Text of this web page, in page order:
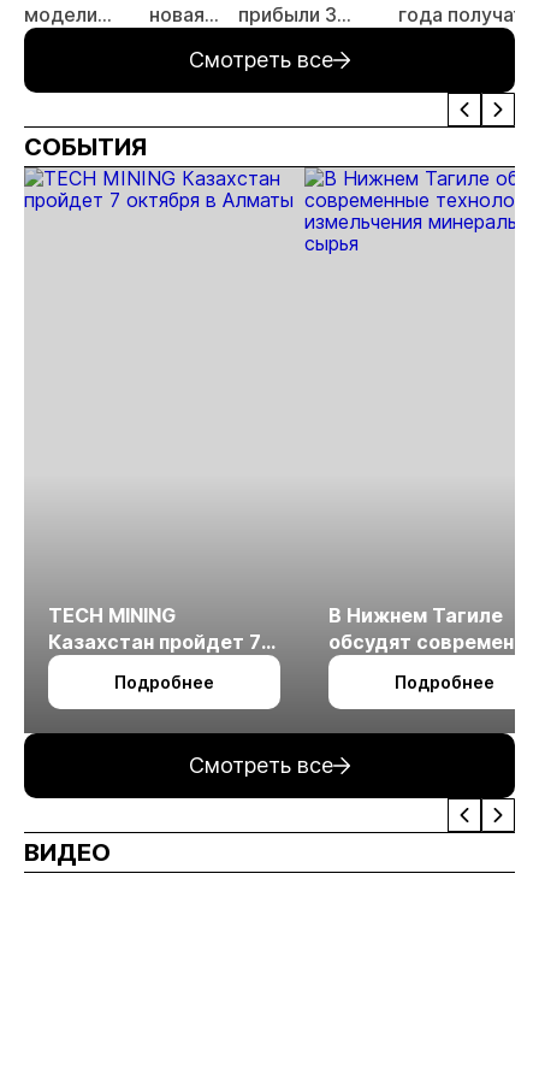
модели
подземной
БЕЛАЗ
новая
прибыли 3
БЕЛАЗ
года получат
Смотреть все
СОБЫТИЯ
TECH MINING
Казахстан пройдет 7
октября в Алматы
Подробнее
В Нижнем Тагиле
обсудят
технологии
измельчения
Подробнее
Смотреть все
ВИДЕО